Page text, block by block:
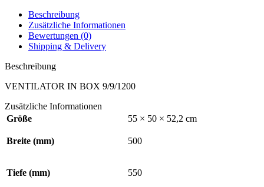
Beschreibung
Zusätzliche Informationen
Bewertungen (0)
Shipping & Delivery
Beschreibung
VENTILATOR IN BOX 9/9/1200
Zusätzliche Informationen
Größe
55 × 50 × 52,2 cm
Breite (mm) 500
Tiefe (mm) 550